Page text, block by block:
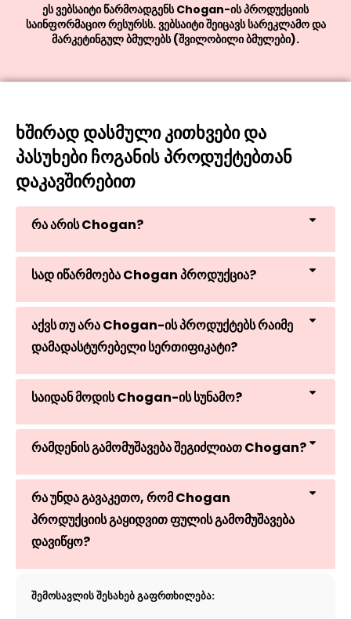
ეს ვებსაიტი წარმოადგენს Chogan-ის პროდუქციის
საინფორმაციო რესურსს. ვებსაიტი შეიცავს სარეკლამო და
მარკეტინგულ ბმულებს (შვილობილი ბმულები).
ხშირად დასმული კითხვები და
პასუხები ჩოგანის პროდუქტებთან
დაკავშირებით
რა არის Chogan?
სად იწარმოება Chogan პროდუქცია?
აქვს თუ არა Chogan-ის პროდუქტებს რაიმე
დამადასტურებელი სერთიფიკატი?
საიდან მოდის Chogan-ის სუნამო?
რამდენის გამომუშავება შეგიძლიათ Chogan?
რა უნდა გავაკეთო, რომ Chogan
პროდუქციის გაყიდვით ფულის გამომუშავება
დავიწყო?
შემოსავლის შესახებ გაფრთხილება: